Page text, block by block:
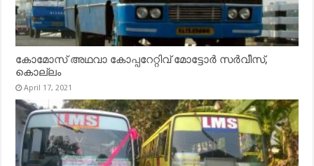
കോമോസ് അഥവാ കോപ്പറേറ്റിവ് മോട്ടോര്‍ സര്‍വീസ്,
കൊല്ലം
April 17, 2021